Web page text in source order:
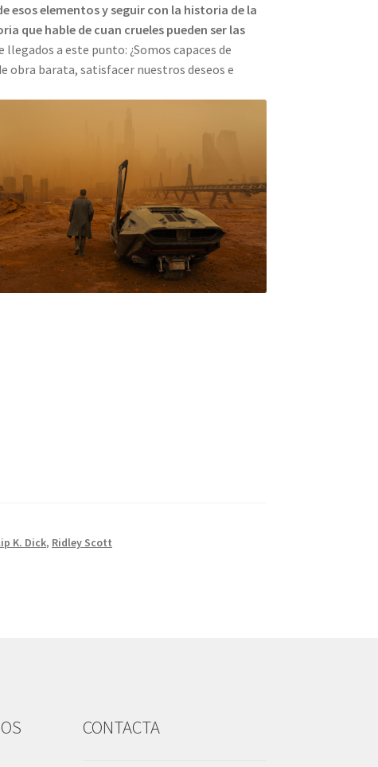
esos elementos y seguir con la historia de la
que hable de cuan crueles pueden ser las
a este punto: ¿Somos capaces de
barata, satisfacer nuestros deseos e
K. Dick, Ridley Scott
CONTACTA